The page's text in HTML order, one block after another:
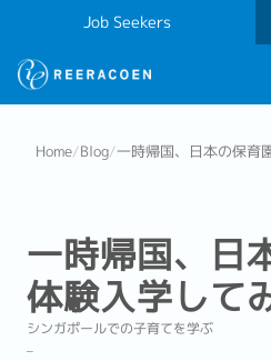
Job Seekers
Home/Blog/一時帰国、日本の保育
一時帰国、日
体験入学して
シンガポールでの子育てを学ぶ